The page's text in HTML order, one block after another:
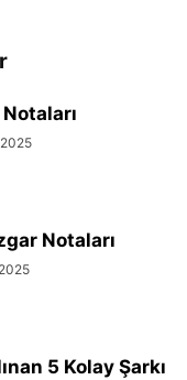
Notaları
5 Kolay Şarkı